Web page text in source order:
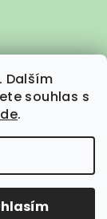
Dalším
souhlas s
.
vyhrazena.